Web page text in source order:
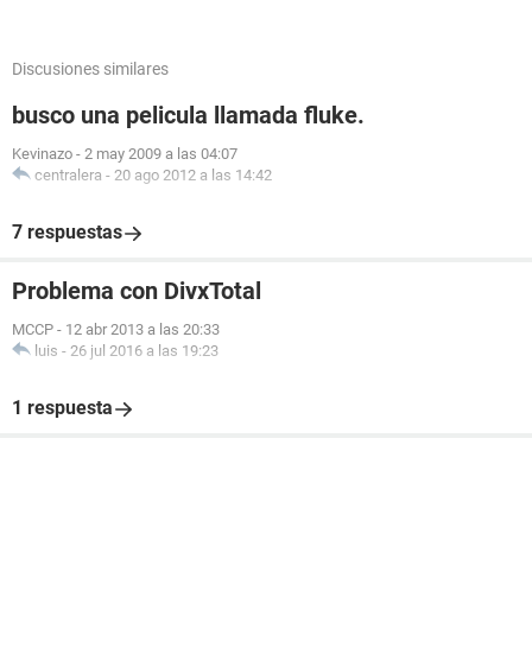
Discusiones similares
busco una pelicula llamada fluke.
Kevinazo - 2 may 2009 a las 04:07
centralera - 20 ago 2012 a las 14:42
7 respuestas
Problema con DivxTotal
MCCP - 12 abr 2013 a las 20:33
luis - 26 jul 2016 a las 19:23
1 respuesta